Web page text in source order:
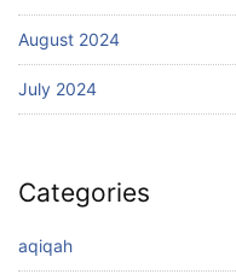
August 2024
July 2024
Categories
aqiqah